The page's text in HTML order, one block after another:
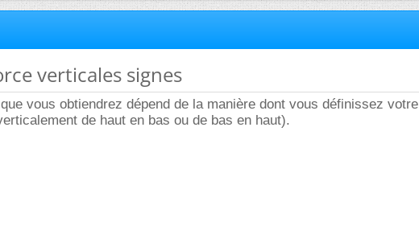
verticales signes
vous obtiendrez dépend de la manière dont vous définissez
de haut en bas ou de bas en haut).